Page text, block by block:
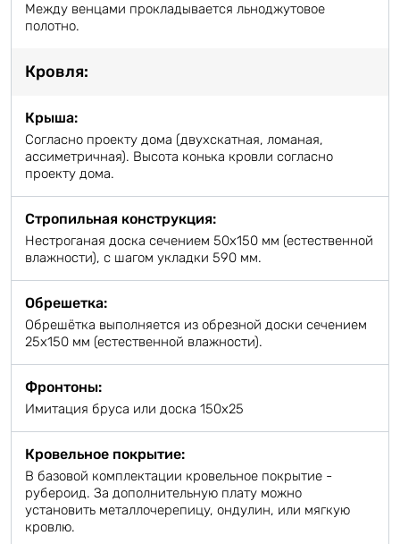
Между венцами прокладывается льноджутовое
полотно.
Кровля:
Крыша:
Согласно проекту дома (двухскатная, ломаная,
ассиметричная). Высота конька кровли согласно
проекту дома.
Стропильная конструкция:
Нестроганая доска сечением 50х150 мм (естественной
влажности), с шагом укладки 590 мм.
Обрешетка:
Обрешётка выполняется из обрезной доски сечением
25х150 мм (естественной влажности).
Фронтоны:
Имитация бруса или доска 150х25
Кровельное покрытие:
В базовой комплектации кровельное покрытие -
рубероид. За дополнительную плату можно
установить металлочерепицу, ондулин, или мягкую
кровлю.